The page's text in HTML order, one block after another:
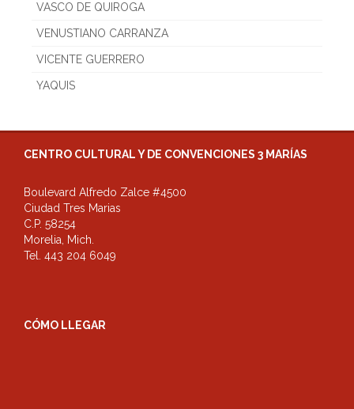
VASCO DE QUIROGA
VENUSTIANO CARRANZA
VICENTE GUERRERO
YAQUIS
CENTRO CULTURAL Y DE CONVENCIONES 3 MARÍAS
Boulevard Alfredo Zalce #4500
Ciudad Tres Marias
C.P. 58254
Morelia, Mich.
Tel. 443 204 6049
CÓMO LLEGAR